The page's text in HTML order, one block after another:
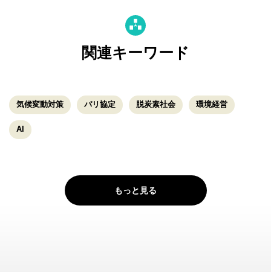
関連キーワード
気候変動対策 パリ協定 脱炭素社会 環境経営
AI
もっと見る